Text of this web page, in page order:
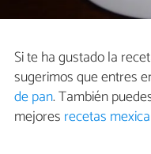
Si te ha gustado la
sugerimos que entres
de pan. También
mejores recetas